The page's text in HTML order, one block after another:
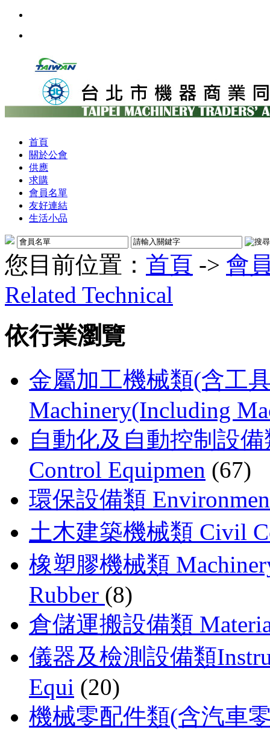
首頁
關於公會
供應
求購
會員名單
友好連結
生活小品
您目前位置： 首頁 -> 會
Related Technical
依行業瀏覽
金屬加工機械類(含工
Machinery(Including
自動化及自動控制設
Control Equipmen (67)
環保設備類
土木建築機械類 Civil
橡塑膠機械類
Rubber (8)
倉儲運搬設備類
儀器及檢測設備類
Equi (20)
機械零配件類(含汽車